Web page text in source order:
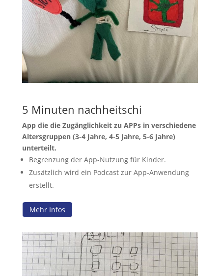
5 Minuten nachheitschi
App die die Zugänglichkeit zu APPs in verschiedene
Altersgruppen (3-4 Jahre, 4-5 Jahre, 5-6 Jahre)
unterteilt.
Begrenzung der App-Nutzung für Kinder.
Zusätzlich wird ein Podcast zur App-Anwendung
erstellt.
Mehr Infos